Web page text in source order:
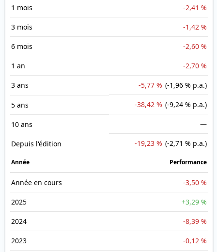
1 mois -2,41 %
3 mois -1,42 %
6 mois -2,60 %
1 an -2,70 %
3 ans -5,77 % (-1,96 % p.a.)
5 ans -38,42 % (-9,24 % p.a.)
10 ans —
Depuis l'édition -19,23 % (-2,71 % p.a.)
Année Performance
Année en cours -3,50 %
2025 +3,29 %
2024 -8,39 %
2023 -0,12 %